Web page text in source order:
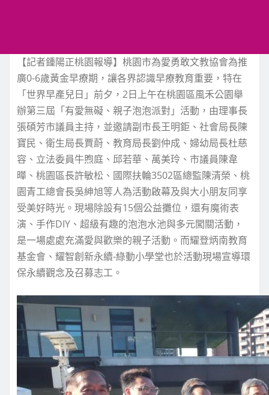
【記者鍾陽正桃園報導】桃園市為愛勇敢文教協會為推
廣0-6歲黃金早療期，讓各界認識早療教育重要，特在
「世界早產兒日」前夕，2日上午在桃園區風禾公園舉
辦第三屆「有愛無礙、親子泡泡派對」活動，由理事長
張碩芳市議員主持，並邀請副市長王明鉅、社會局長陳
寶民、衛生局長賈蔚、教育局長劉仲成、婦幼局長杜慈
容、立法委員牛煦庭、邱若華、萬美玲、市議員陳韋
曄、桃園區長許敏松、國際扶輪3502區總監陳清榮、桃
園青工總會長吳紳旭等人為活動啟幕及與大小朋友同享
受美好時光。現場除設有15個公益攤位，還有魔術表
演、手作DIY、超級有趣的泡泡水池與多元闖關活動，
是一場處處充滿愛與歡樂的親子活動。而耀登炳南教育
基金會、耀智創新永續-綠動小學堂也於活動現場宣導環
保永續觀念及召募志工。